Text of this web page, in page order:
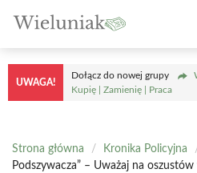
treści
UWAGA!
Dołącz do nowej grupy
Kupię | Zamienię | Praca
Strona główna / Kronika Policyjna
Podszywacza” – Uważaj na